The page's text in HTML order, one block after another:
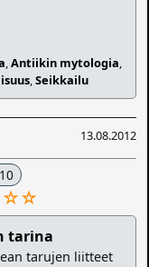
,Antiikin mytologia,
,Seikkailu
13.08.2012
☆☆
tarina
tarujen liitteet